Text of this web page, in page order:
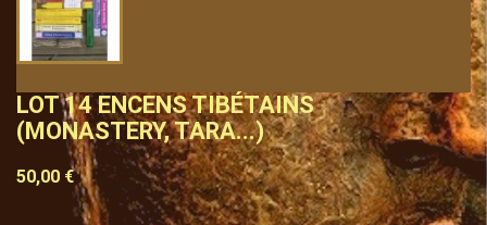
LOT 14 ENCENS TIBÉTAINS
(MONASTERY, TARA...)
50,00 €